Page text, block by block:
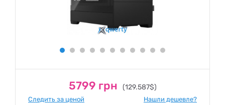
5799 грн (129.587$)
Следить за ценой Нашли дешевле?